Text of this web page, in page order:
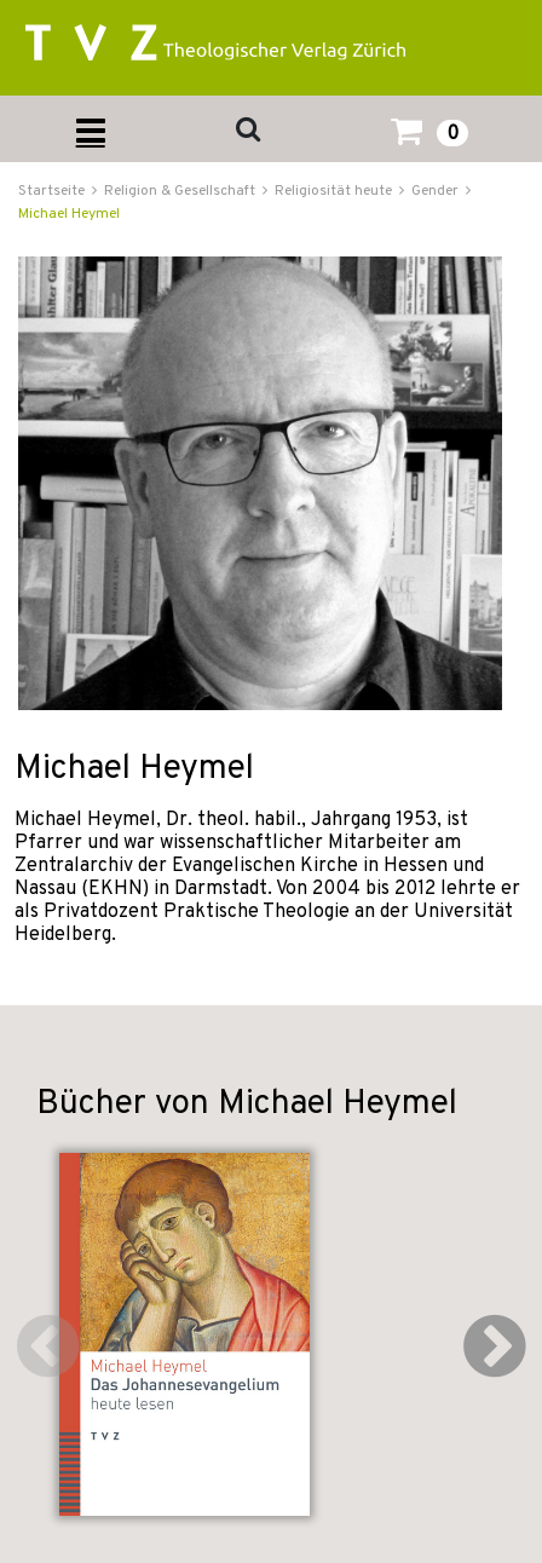
0
Startseite Religion & Gesellschaft Religiosität heute
Gender
Michael Heymel
Michael Heymel
Michael Heymel, Dr. theol. habil., Jahrgang 1953, ist
Pfarrer und war wissenschaftlicher Mitarbeiter am
Zentralarchiv der Evangelischen Kirche in Hessen und
Nassau (EKHN) in Darmstadt. Von 2004 bis 2012 lehrte er
als Privatdozent Praktische Theologie an der Universität
Heidelberg.
Bücher von Michael Heymel